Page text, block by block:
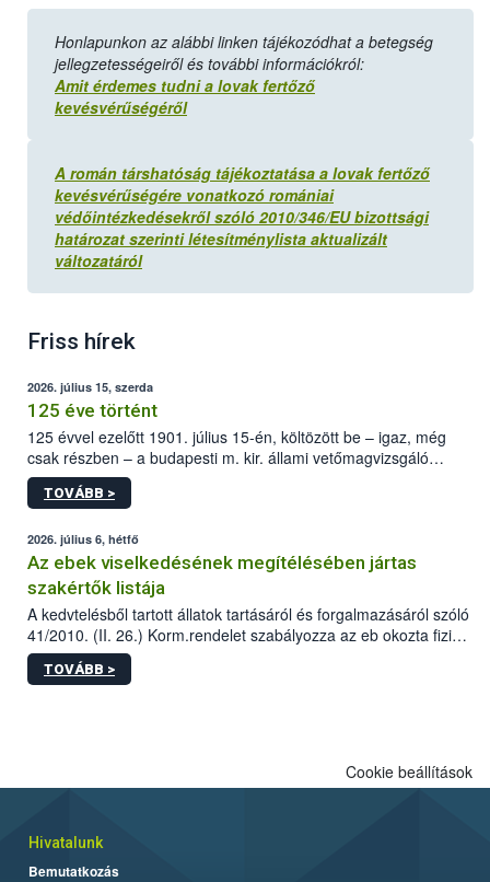
Honlapunkon az alábbi linken tájékozódhat a betegség
jellegzetességeiről és további információkról:
Amit érdemes tudni a lovak fertőző
kevésvérűségéről
A román társhatóság tájékoztatása a lovak fertőző
kevésvérűségére vonatkozó romániai
védőintézkedésekről szóló 2010/346/EU bizottsági
határozat szerinti létesítménylista aktualizált
változatáról
Friss hírek
2026. július 15, szerda
125 éve történt
125 évvel ezelőtt 1901. július 15-én, költözött be – igaz, még
csak részben – a budapesti m. kir. állami vetőmagvizsgáló
állomás a Kis Rókus utca 15. szám alatti, Czigler Győző által
tervezett új épületébe.
TOVÁBB >
2026. július 6, hétfő
Az ebek viselkedésének megítélésében jártas
szakértők listája
A kedvtelésből tartott állatok tartásáról és forgalmazásáról szóló
41/2010. (II. 26.) Korm.rendelet szabályozza az eb okozta fizikai
sérülés, illetve ennek veszélye keletkezésekor felmerülő
hatósági feladatokat, valamint a veszélyes eb tartását és annak
TOVÁBB >
Cookie beállítások
Hivatalunk
Bemutatkozás